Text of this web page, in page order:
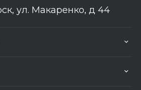
ул. Макаренко, д 44